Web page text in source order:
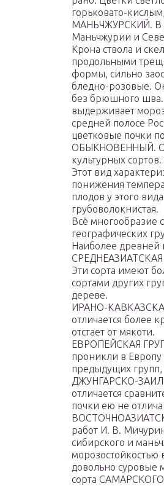
горьковато-
МАНЬЧЖУРСКИЙ. В
Маньчжурии и
Крона ствола и
продольными
формы, сильно
бледно-розовые.
без брюшного шва.
выдерживает
средней полосе
цветковые почки
ОБЫКНОВЕННЫЙ.
культурных
Этот вид
понижения
плодов у этого
грубоволокнистая.
Всё многообразие
географических
Наиболее древней
СРЕДНЕАЗИАТСКАЯ
Эти сорта имеют
сортами других
дереве.
ИРАНО-
отличается более
отстает от мякоти.
ЕВРОПЕЙСКАЯ
проникли в
предыдущих
ДЖУНГАРСКО-
отличается
почки ею не
работ И. В.
сибирского и
морозостойкостью
довольно суровые
сорта